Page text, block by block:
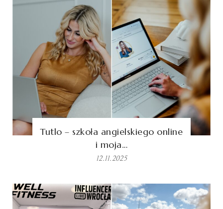
Tutlo – szkoła angielskiego online
i moja…
12.11.2025